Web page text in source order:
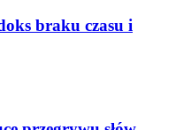
braku czasu i